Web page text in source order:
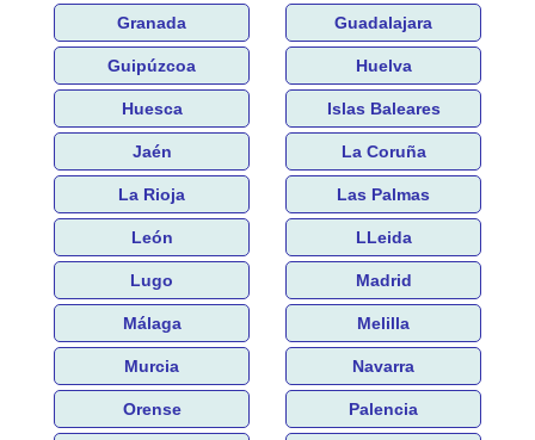
Granada Guadalajara
Guipúzcoa Huelva
Huesca Islas Baleares
Jaén La Coruña
La Rioja Las Palmas
León LLeida
Lugo Madrid
Málaga Melilla
Murcia Navarra
Orense Palencia